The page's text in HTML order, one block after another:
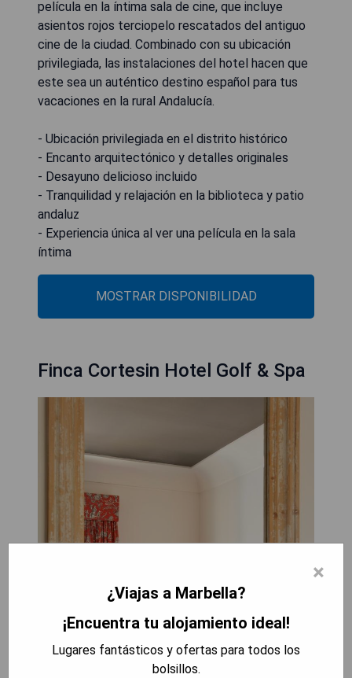
película en la íntima sala de cine, que incluye
asientos rojos terciopelo rescatados del antiguo
cine de la ciudad. Combinado con su ubicación
privilegiada, las instalaciones del hotel hacen que
este sea un auténtico destino español para tus
vacaciones en la rural Andalucía.
- Ubicación privilegiada en el distrito histórico
- Encanto arquitectónico y detalles originales
- Desayuno delicioso incluido
- Tranquilidad y relajación en la biblioteca y patio
andaluz
- Experiencia única al ver una película en la sala
íntima
MOSTRAR DISPONIBILIDAD
Finca Cortesin Hotel Golf & Spa
×
¿Viajas a Marbella?
¡Encuentra tu alojamiento ideal!
Lugares fantásticos y ofertas para todos los
bolsillos.